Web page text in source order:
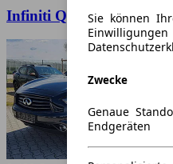
Sie können
Zwecke
Genaue
Endgeräten
Infiniti QX70 QX70